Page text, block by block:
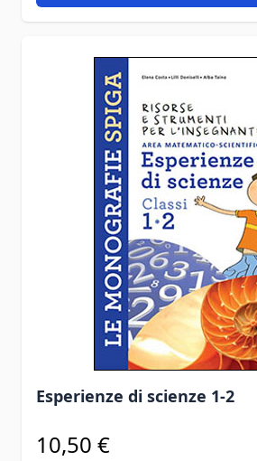
Esperienze di scienze 1-2
10,50 €